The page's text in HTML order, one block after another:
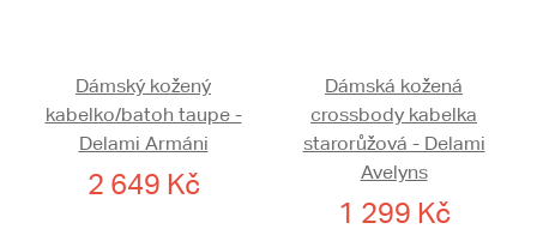
Dámský kožený
kabelko/batoh taupe -
Delami Armáni
2 649 Kč
Dámská kožená
crossbody kabelka
starorůžová - Delami
Avelyns
1 299 Kč